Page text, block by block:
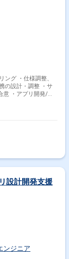
ング ・仕様調整、
の設計・調整 ・サ
意 ・アプリ開発/リ
設計開発支援
ンジニア